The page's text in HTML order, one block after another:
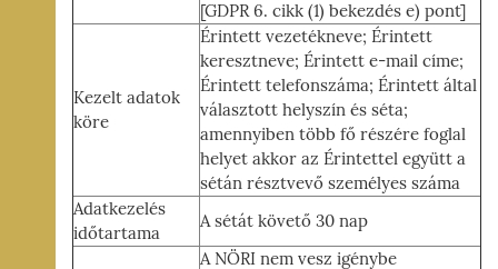
[GDPR 6. cikk (1) bekezdés e) pont]
Kezelt adatok
köre
Érintett vezetékneve; Érintett
keresztneve; Érintett e-mail címe;
Érintett telefonszáma; Érintett által
választott helyszín és séta;
amennyiben több fő részére foglal
helyet akkor az Érintettel együtt a
sétán résztvevő személyes száma
Adatkezelés
időtartama
A sétát követő 30 nap
A NÖRI nem vesz igénybe